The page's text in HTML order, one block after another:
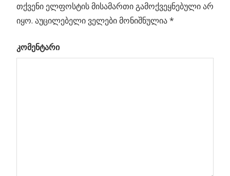
ნავიგაცია
ვარსკვლავები…
თქვენი ელფოსტის მისამართი გამოქვეყნებული არ
იყო. აუცილებელი ველები მონიშნულია*
კომენტარი